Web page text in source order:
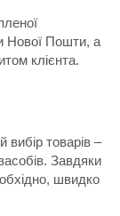
Нової Пошти, а
клієнта.
вибір товарів –
Завдяки
швидко